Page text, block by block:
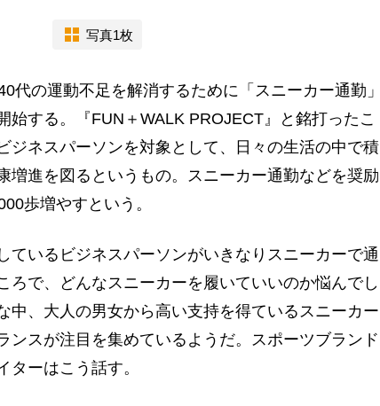
写真1枚
の運動不足を解消するために「スニーカー通勤」
始する。『FUN＋WALK PROJECT』と銘打ったこ
ジネスパーソンを対象として、日々の生活の中で積
増進を図るというもの。スニーカー通勤などを奨励
歩増やすという。
いるビジネスパーソンがいきなりスニーカーで通
ろで、どんなスニーカーを履いていいのか悩んでし
中、大人の男女から高い支持を得ているスニーカー
ンスが注目を集めているようだ。スポーツブランド
ターはこう話す。